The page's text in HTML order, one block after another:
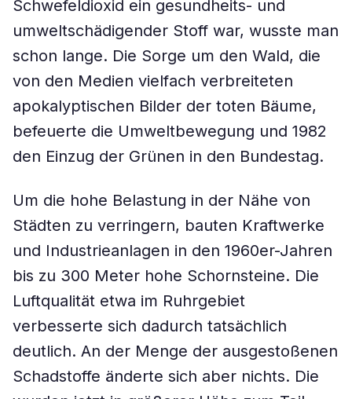
Schwefeldioxid ein gesundheits- und
umweltschädigender Stoff war, wusste man
schon lange. Die Sorge um den Wald, die
von den Medien vielfach verbreiteten
apokalyptischen Bilder der toten Bäume,
befeuerte die Umweltbewegung und 1982
den Einzug der Grünen in den Bundestag.
Um die hohe Belastung in der Nähe von
Städten zu verringern, bauten Kraftwerke
und Industrieanlagen in den 1960er-Jahren
bis zu 300 Meter hohe Schornsteine. Die
Luftqualität etwa im Ruhrgebiet
verbesserte sich dadurch tatsächlich
deutlich. An der Menge der ausgestoßenen
Schadstoffe änderte sich aber nichts. Die